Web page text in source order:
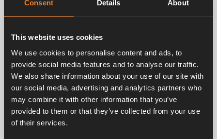
Consent Details About
This website uses cookies
We use cookies to personalise content and ads, to
provide social media features and to analyse our traffic.
We also share information about your use of our site with
our social media, advertising and analytics partners who
may combine it with other information that you’ve
provided to them or that they’ve collected from your use
of their services.
Samla samtliga dräneringsslangar från pannan och
Uttag för fyra slangar.
Håltagning: Ø 32 mm.
(Slangarna ingår ej, endast för illustration).